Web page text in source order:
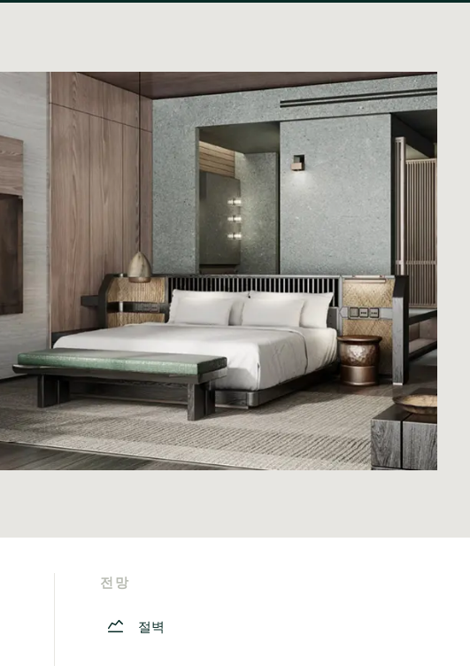
전망
절벽